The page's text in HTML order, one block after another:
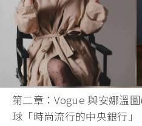
第二章：Vogue 與安娜溫
球「時尚流行的中央銀行」